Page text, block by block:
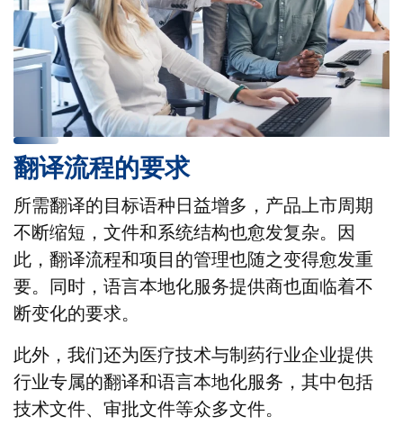
翻译流程的要求
所需翻译的目标语种日益增多，产品上市周期
不断缩短，文件和系统结构也愈发复杂。因
此，翻译流程和项目的管理也随之变得愈发重
要。同时，语言本地化服务提供商也面临着不
断变化的要求。
此外，我们还为医疗技术与制药行业企业提供
行业专属的翻译和语言本地化服务，其中包括
技术文件、审批文件等众多文件。